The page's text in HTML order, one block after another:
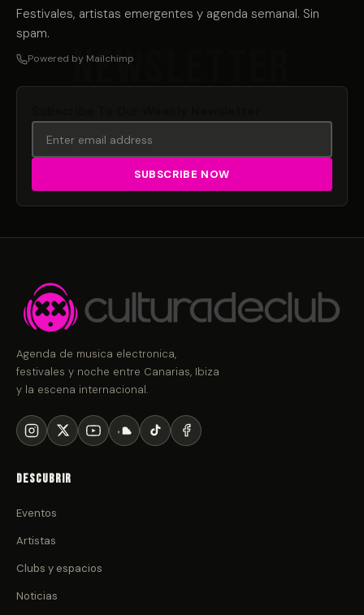
Festivales, artistas emergentes y agenda semanal. Sin
spam.
Powered by Mailchimp
Agenda de musica electronica,
festivales y noche entre Canarias, Ibiza
y la escena internacional.
Descubrir
Eventos
Artistas
Clubs y espacios
Noticias